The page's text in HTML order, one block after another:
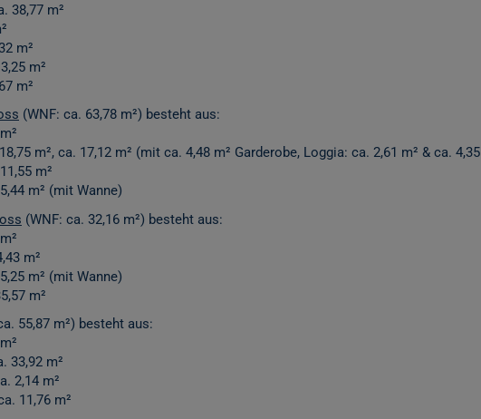
38,77 m²
m²
m²
m²
(WNF: ca. 63,78 m²) besteht aus:
m², ca. 17,12 m² (mit ca. 4,48 m² Garderobe, Loggia: ca. 2,61 m² & ca. 4,35
m²
m² (mit Wanne)
(WNF: ca. 32,16 m²) besteht aus:
m²
m² (mit Wanne)
m²
55,87 m²) besteht aus:
33,92 m²
2,14 m²
11,76 m²